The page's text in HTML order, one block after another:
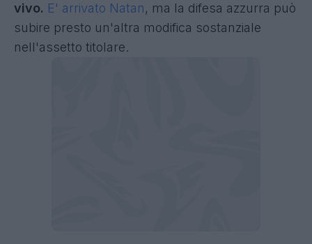
vivo. E' arrivato Natan, ma la difesa azzurra può
subire presto un'altra modifica sostanziale
nell'assetto titolare.